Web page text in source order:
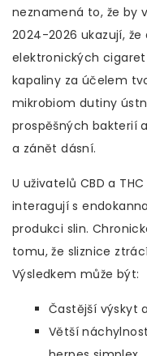
neznamená to, že by
2024-2026 ukazují,
elektronických cigaret
kapaliny za účelem
mikrobiom dutiny
prospěšných bakterií
a zánět dásní.
U uživatelů CBD a
interagují s
produkci slin.
tomu, že sliznice
Výsledkem může být:
Častější výskyt
Větší